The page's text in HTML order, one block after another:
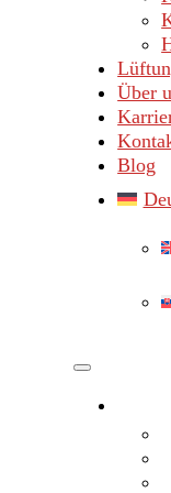
Über
Blog